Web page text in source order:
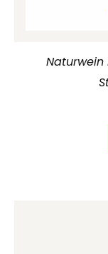
Naturwein